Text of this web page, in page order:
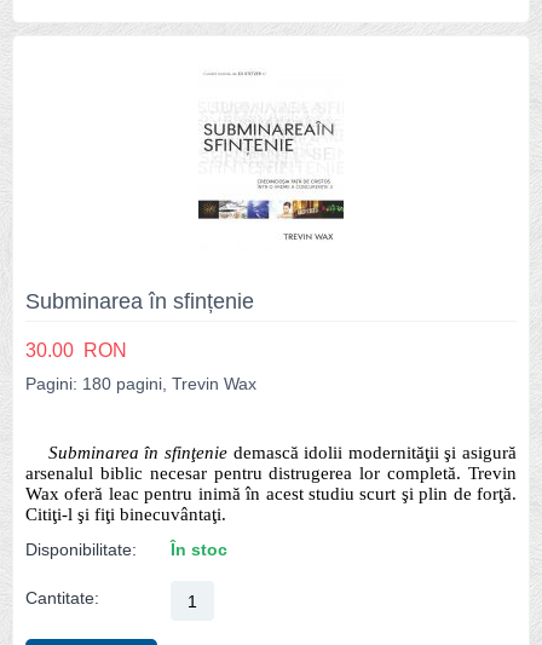
Subminarea în sfințenie
30.00 RON
Pagini: 180 pagini, Trevin Wax
Subminarea în sfinţenie demască idolii modernităţii şi asigură
arsenalul biblic necesar pentru distrugerea lor completă. Trevin
Wax oferă leac pentru inimă în acest studiu scurt şi plin de forţă.
Citiţi-l şi fiţi binecuvântaţi.
Disponibilitate:
În stoc
Cantitate: